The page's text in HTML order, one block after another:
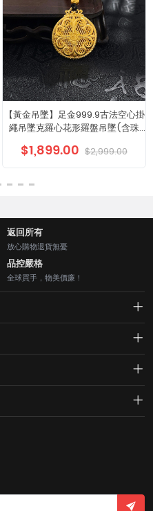
【黃金吊墜】足金999.9古法空心掛
繩吊墜克羅心花形羅盤吊墜(含珠
$1,899.00 $2,999.00
返回所有
放心購物退貨無憂
品控嚴格
全球買手，物美價廉！
完美結合的【水貝幣$SB】引領